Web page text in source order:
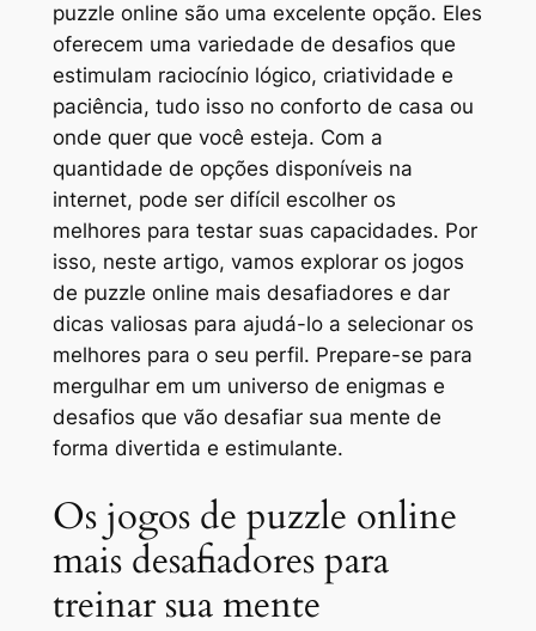
puzzle online são uma excelente opção. Eles
oferecem uma variedade de desafios que
estimulam raciocínio lógico, criatividade e
paciência, tudo isso no conforto de casa ou
onde quer que você esteja. Com a
quantidade de opções disponíveis na
internet, pode ser difícil escolher os
melhores para testar suas capacidades. Por
isso, neste artigo, vamos explorar os jogos
de puzzle online mais desafiadores e dar
dicas valiosas para ajudá-lo a selecionar os
melhores para o seu perfil. Prepare-se para
mergulhar em um universo de enigmas e
desafios que vão desafiar sua mente de
forma divertida e estimulante.
Os jogos de puzzle online
mais desafiadores para
treinar sua mente